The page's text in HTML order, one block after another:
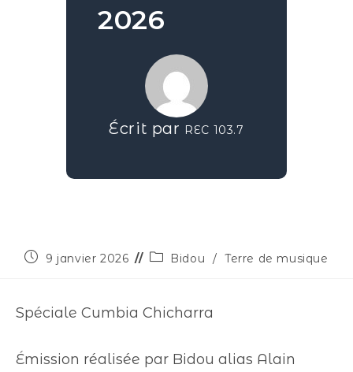
2026
Écrit par REC 103.7
9 janvier 2026 Bidou / Terre de musique
Spéciale Cumbia Chicharra
Émission réalisée par Bidou alias Alain